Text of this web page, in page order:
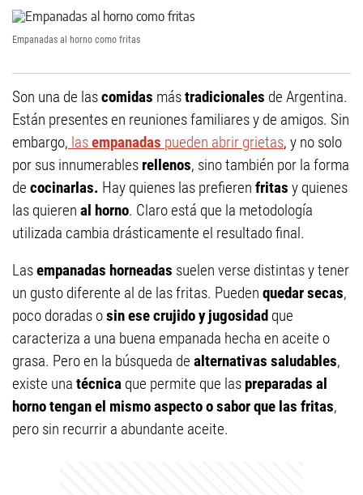
Empanadas al horno como fritas
Son una de lascomidas mástradicionales de Argentina.
Están presentes en reuniones familiares y de amigos. Sin
embargo, lasempanadas pueden abrir grietas, y no solo
por sus innumerables rellenos, sino también por la forma
de cocinarlas. Hay quienes las prefieren fritas y quienes
las quieren al horno. Claro está que la metodología
utilizada cambia drásticamente el resultado final.
Lasempanadas horneadas suelen verse distintas y tener
un gusto diferente al de las fritas. Pueden quedar secas,
poco doradas osin ese crujido y jugosidad que
caracteriza a una buena empanada hecha en aceite o
grasa. Pero en la búsqueda de alternativas saludables,
existe una técnica que permite que las preparadas al
horno tengan el mismo aspecto o sabor que las fritas,
pero sin recurrir a abundante aceite.